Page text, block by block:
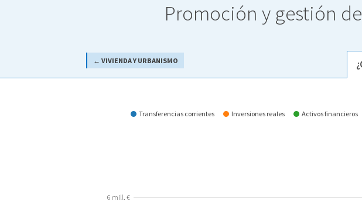
← VIVIENDA Y URBANISMO
Promoción y gestión
Transferencias corrientes Inversiones reales Activos financieros
6 mill. €